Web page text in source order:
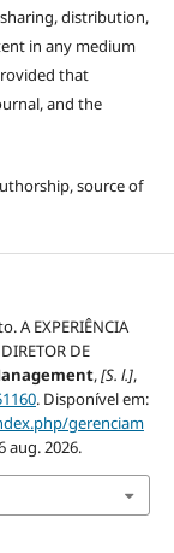
sharing, distribution,
in any medium
that
and the
source of
A EXPERIÊNCIA
DE
,[S. l.],
. Disponível em:
gerenciam
aug. 2026.